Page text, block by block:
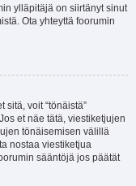
ylläpitäjä on siirtänyt sinut
Ota yhteyttä foorumin
sitä, voit “tönäistä”
et näe tätä, viestiketjujen
tönäisemisen välillä
nostaa viestiketjua
sääntöjä jos päätät